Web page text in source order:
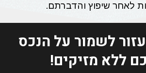
לאחר שיפוץ והדברתם.
לשמור על הנכס
ללא מזיקים!